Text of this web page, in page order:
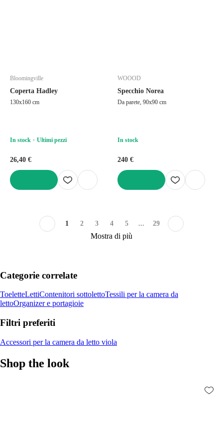
Bloomingville
Coperta Hadley
130x160 cm
In stock Ultimi pezzi
26,40 €
WOOOD
Specchio Norea
Da parete, 90x90 cm
In stock
240 €
1 2 3 4 5 ... 29
Mostra di più
Categorie correlate
ToeletteLettiContenitori sottolettoTessili per la camera da
lettoOrganizer e portagioie
Filtri preferiti
Accessori per la camera da letto viola
Shop the look